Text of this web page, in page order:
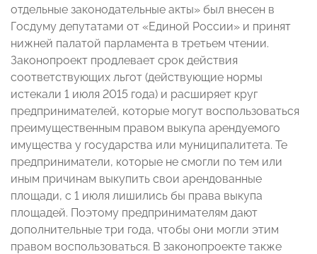
отдельные законодательные акты» был внесен в
Госдуму депутатами от «Единой России» и принят
нижней палатой парламента в третьем чтении.
Законопроект продлевает срок действия
соответствующих льгот (действующие нормы
истекали 1 июля 2015 года) и расширяет круг
предпринимателей, которые могут воспользоваться
преимущественным правом выкупа арендуемого
имущества у государства или муниципалитета. Те
предприниматели, которые не смогли по тем или
иным причинам выкупить свои арендованные
площади, с 1 июля лишились бы права выкупа
площадей. Поэтому предпринимателям дают
дополнительные три года, чтобы они могли этим
правом воспользоваться. В законопроекте также